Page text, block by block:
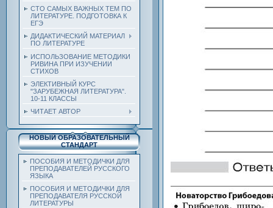
СТО САМЫХ ВАЖНЫХ ТЕМ ПО
ЛИТЕРАТУРЕ. ПОДГОТОВКА К
ЕГЭ
ДИДАКТИЧЕСКИЙ МАТЕРИАЛ
ПО ЛИТЕРАТУРЕ
ИСПОЛЬЗОВАНИЕ МЕТОДИКИ
РИВИНА ПРИ ИЗУЧЕНИИ
СТИХОВ
ЭЛЕКТИВНЫЙ КУРС
"ЗАРУБЕЖНАЯ ЛИТЕРАТУРА".
10-11 КЛАССЫ
ЧИТАЕТ АВТОР
НОВЫЙ ОБРАЗОВАТЕЛЬНЫЙ
СТАНДАРТ
ПОСОБИЯ И МЕТОДИЧКИ ДЛЯ
ПРЕПОДАВАТЕЛЕЙ РУССКОГО
ЯЗЫКА
ПОСОБИЯ И МЕТОДИЧКИ ДЛЯ
ПРЕПОДАВАТЕЛЯ РУССКОЙ
ЛИТЕРАТУРЫ